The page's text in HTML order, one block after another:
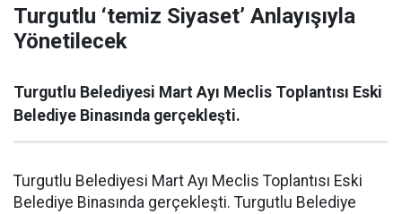
Turgutlu ‘temiz Siyaset’ Anlayışıyla
Yönetilecek
Turgutlu Belediyesi Mart Ayı Meclis Toplantısı Eski
Belediye Binasında gerçekleşti.
Turgutlu Belediyesi Mart Ayı Meclis Toplantısı Eski
Belediye Binasında gerçekleşti. Turgutlu Belediye